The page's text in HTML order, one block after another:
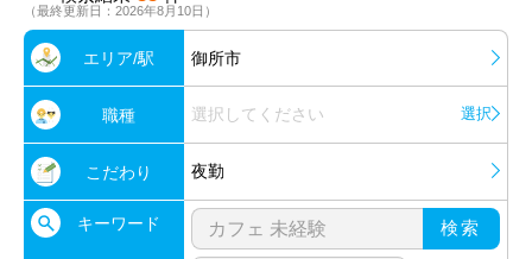
（最終更新日：2026年8月10日）
エリア/駅 御所市
職種 選択してください 選択
こだわり 夜勤
キーワード 検索